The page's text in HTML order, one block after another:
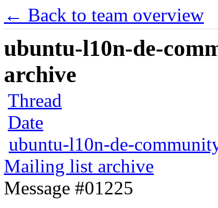
← Back to team overview
ubuntu-l10n-de-
archive
Thread
Date
ubuntu-l10n-de-
Mailing list archive
Message #01225